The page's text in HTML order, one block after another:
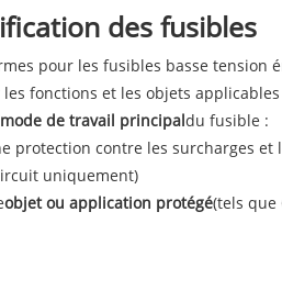
des fusibles
pour les fusibles basse
fonctions et les objets
mode de travail principaldu fusible :
protection contre les surcharges et
uniquement)
objet ou application protégé(tels que